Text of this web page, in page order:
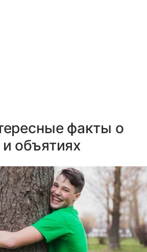
факты о
объятиях